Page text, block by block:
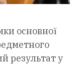
основної
результат у